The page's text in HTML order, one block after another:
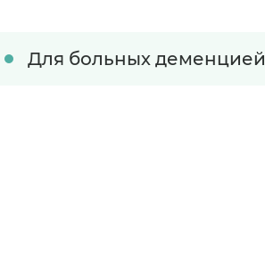
Для больных деменцией